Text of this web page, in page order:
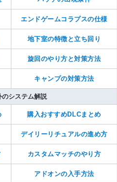
エンドゲームコラプスの仕様
地下室の特徴と立ち回り
旋回のやり方と対策方法
キャンプの対策方法
のシステム解説
購入おすすめDLCまとめ
デイリーリチュアルの進め方
カスタムマッチのやり方
アドオンの入手方法